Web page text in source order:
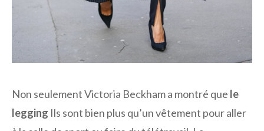
Non seulement Victoria Beckham a montré que le
legging Ils sont bien plus qu’un vêtement pour aller